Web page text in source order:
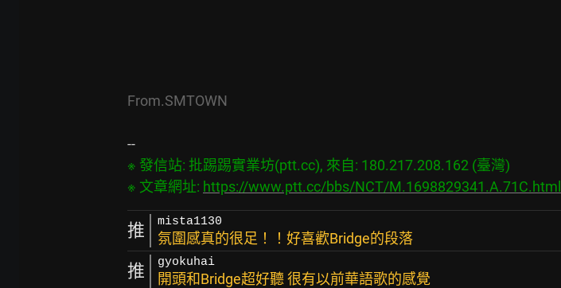
From.SMTOWN
※ 發信站: 批踢踢實業坊(ptt.cc), 來自: 180.217.208.162 (臺灣)
※ 文章網址: https://www.ptt.cc/bbs/NCT/M.1698829341.A.71C.html
推 mista1130
氛圍感真的很足！！好喜歡Bridge的段落
推 gyokuhai
開頭和Bridge超好聽 很有以前華語歌的感覺